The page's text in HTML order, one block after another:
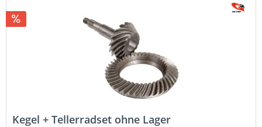
Kegel + Tellerradset ohne Lager